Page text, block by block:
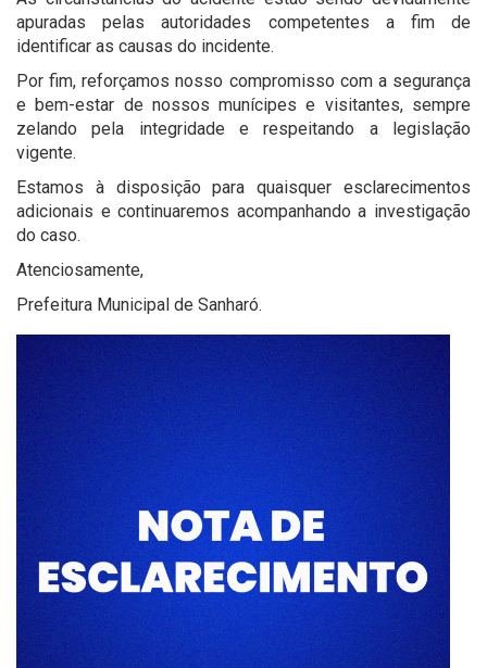
apuradas pelas autoridades competentes a fim de
identificar as causas do incidente.
Por fim, reforçamos nosso compromisso com a segurança
e bem-estar de nossos munícipes e visitantes, sempre
zelando pela integridade e respeitando a legislação
vigente.
Estamos à disposição para quaisquer esclarecimentos
adicionais e continuaremos acompanhando a investigação
do caso.
Atenciosamente,
Prefeitura Municipal de Sanharó.